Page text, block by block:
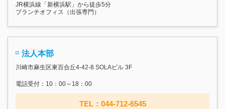
JR横浜線「新横浜駅」から徒歩5分
ブランチオフィス（出張専門）
法人本部
川崎市麻生区東百合丘4-42-8 SOLAビル 3F
電話受付：10：00～18：00
TEL：044-712-6545